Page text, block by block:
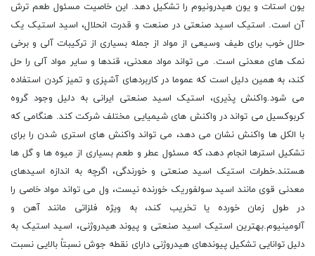
یون استات و یون هیدرونیوم را تشکیل دهد. این خاصیت مسئول طعم ترش
آن است. استیک اسید صنعتی در صنعت و قدرت انحلال، اسید استیک یک
حلال خوب برای طیف وسیعی از مواد از جمله بسیاری از ترکیبات آلی و برخی
نمک های معدنی است. می تواند مواد معدنی، قندها و سایر مواد آلی را حل
کند، به همین دلیل است که عموما در کاربردهای آشپزی و تمیز کردن استفاده
می شود.واکنش پذیری، استیک اسید صنعتی ایرانی به دلیل وجود گروه
کربوکسیل می تواند در واکنش های شیمیایی مختلف شرکت کند. هنگامی که
با الکل ها واکنش نشان می دهد، می تواند واکنش های استری شدن را برای
تشکیل استرها انجام دهد، که مسئول عطر و طعم بسیاری از میوه ها و گل ها
هستند.خطرات استیک اسید صنعتی و خورندگی، اگرچه به اندازه اسیدهای
معدنی قوی مانند اسید سولفوریک خورنده نیست، ول می تواند مواد خاصی را
در طول زمان خورده یا تخریب کند، به ویژه فلزاتی مانند آهن و
آلومینیوم.بهترین استیک اسید صنعتی و پیوند هیدروژنی، اسید استیک به
دلیل توانایی تشکیل پیوندهای هیدروژنی دارای نقطه جوش نسبتاً بالایی نسبت